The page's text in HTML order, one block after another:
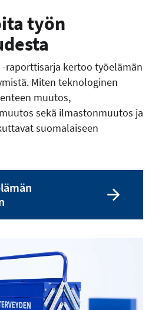
työn
raporttisarja kertoo työelämän
Miten teknologinen
muutos,
sekä ilmastonmuutos ja
suomalaiseen